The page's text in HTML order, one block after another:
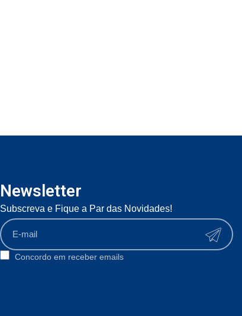
Newsletter
Subscreva e Fique a Par das Novidades!
Concordo em receber emails